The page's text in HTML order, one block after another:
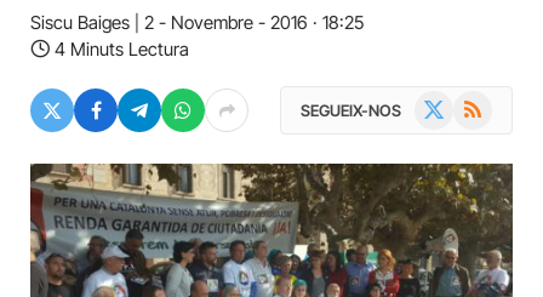
Siscu Baiges
2 - Novembre - 2016 · 18:25
4 Minuts Lectura
SEGUEIX-NOS RSS